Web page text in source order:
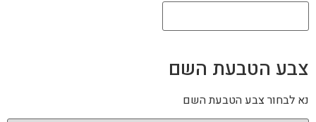
צבע הטבעת השם
נא לבחור צבע הטבעת השם